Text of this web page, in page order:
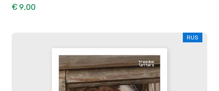
€ 9,00
RUS